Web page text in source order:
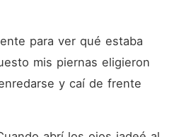
para ver qué estaba
mis piernas eligieron
y caí de frente